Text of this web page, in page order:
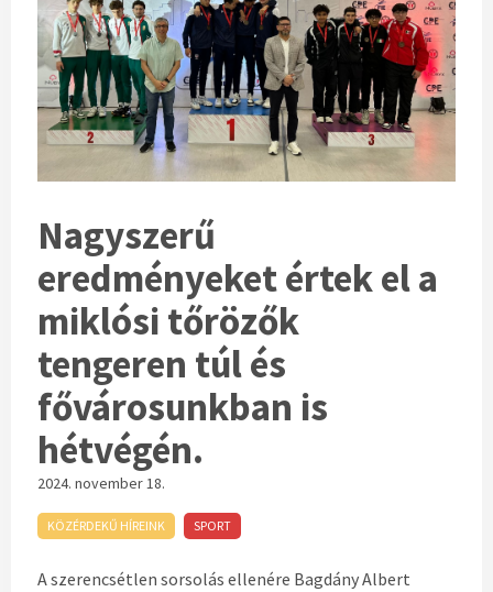
Nagyszerű
eredményeket értek el a
miklósi tőrözők
tengeren túl és
fővárosunkban is
hétvégén.
2024. november 18.
KÖZÉRDEKŰ HÍREINK SPORT
A szerencsétlen sorsolás ellenére Bagdány Albert